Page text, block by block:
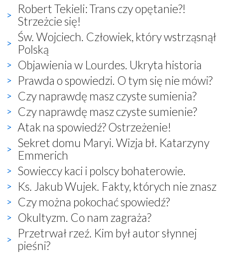
Robert Tekieli: Trans czy opętanie?!
Strzeżcie się!
Św. Wojciech. Człowiek, który wstrząsnął
Polską
Objawienia w Lourdes. Ukryta historia
Prawda o spowiedzi. O tym się nie mówi?
Czy naprawdę masz czyste sumienia?
Czy naprawdę masz czyste sumienie?
Atak na spowiedź? Ostrzeżenie!
Sekret domu Maryi. Wizja bł. Katarzyny
Emmerich
Sowieccy kaci i polscy bohaterowie.
Ks. Jakub Wujek. Fakty, których nie znasz
Czy można pokochać spowiedź?
Okultyzm. Co nam zagraża?
Przetrwał rzeź. Kim był autor słynnej
pieśni?